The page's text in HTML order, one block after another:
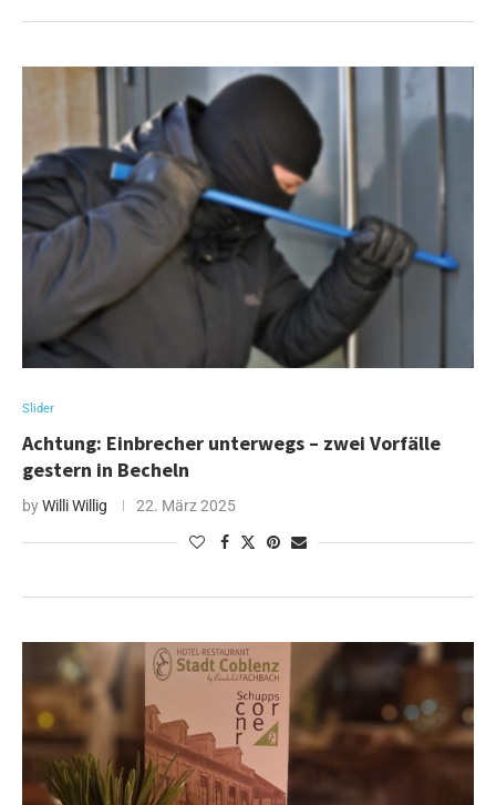
Slider
Achtung: Einbrecher unterwegs – zwei Vorfälle
gestern in Becheln
byWilli Willig 22. März 2025